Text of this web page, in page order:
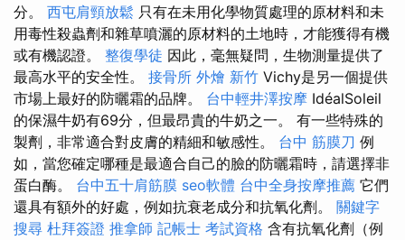
分。 西屯肩頸放鬆 只有在未用化學物質處理的原材料和未
用毒性殺蟲劑和雜草噴灑的原材料的土地時，才能獲得有機
或有機認證。 整復學徒 因此，毫無疑問，生物測量提供了
最高水平的安全性。 接骨所 外燴 新竹 Vichy是另一個提供
市場上最好的防曬霜的品牌。 台中輕井澤按摩 IdéalSoleil
的保濕牛奶有69分，但最昂貴的牛奶之一。 有一些特殊的
製劑，非常適合對皮膚的精細和敏感性。 台中 筋膜刀 例
如，當您確定哪種是最適合自己的臉的防曬霜時，請選擇非
蛋白酶。 台中五十肩筋膜 seo軟體 台中全身按摩推薦 它們
還具有額外的好處，例如抗衰老成分和抗氧化劑。 關鍵字
搜尋 杜拜簽證 推拿師 記帳士 考試資格 含有抗氧化劑（例